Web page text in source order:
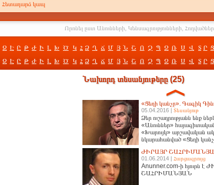
Հետադարձ կապ
Զ Է Ը Թ Ժ Ի Լ Խ Ծ Կ Հ Ձ Ղ Ճ Մ Յ Ն Շ Ո Չ Պ Ջ Ռ Ս Վ Տ Ր Ց
Զ Է Ը Թ Ժ Ի Լ Խ Ծ Կ Հ Ձ Ղ Ճ Մ Յ Ն Շ Ո Չ Պ Ջ Ռ Ս Վ Տ Ր Ց
Նախորդ տեսանյութերը (25)
«Ցեղի կանչը». Գագիկ
05.04.2016 | Տեսանյութ
Ձեր ուշադրությանն ենք
«Անուններ»
«Խարույկ» արշավական
նկարահանված «Ցեղի
ԺԻՐԱՅՐ
01.06.2014 | Հարցազրույց
Anunner.com-ի հյուրն է
ՇԱՀՐԻՄԱՆՅԱՆ